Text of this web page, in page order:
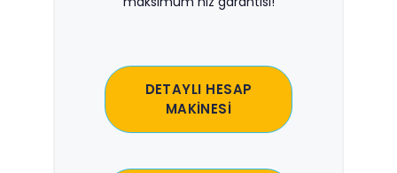
DETAYLI HESAP
MAKİNESİ